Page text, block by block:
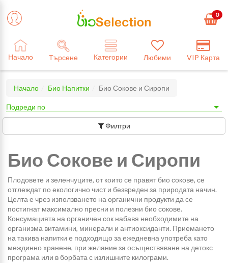
0
Начало Търсене Категории Любими VIP Карта
Начало Био Напитки Био Сокове и Сиропи
Филтри
Био Сокове и Сиропи
Плодовете и зеленчуците, от които се правят био сокове, се
отглеждат по екологично чист и безвреден за природата начин.
Целта е чрез използването на органични продукти да се
постигнат максимално пресни и полезни био сокове.
Консумацията на органичен сок набавя необходимите на
организма витамини, минерали и антиоксиданти. Приемането
на такива напитки е подходящо за ежедневна употреба като
междинно хранене, при желание за осъществяване на детокс
програма или в борбата с излишните килограми.